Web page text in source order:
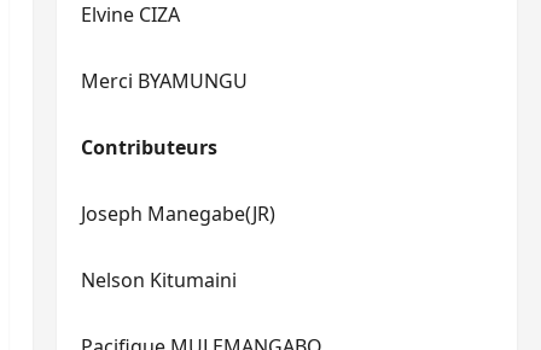
Elvine CIZA
Merci BYAMUNGU
Contributeurs
Joseph Manegabe(JR)
Nelson Kitumaini